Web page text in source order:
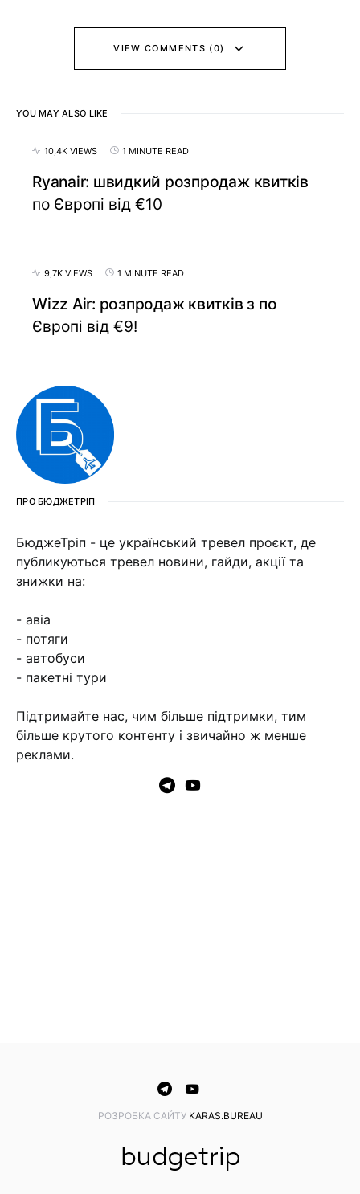
VIEW COMMENTS (0)
YOU MAY ALSO LIKE
10,4K VIEWS 1 MINUTE READ
Ryanair: швидкий розпродаж квитків
по Європі від €10
9,7K VIEWS 1 MINUTE READ
Wizz Air: розпродаж квитків з по
Європі від €9!
ПРО БЮДЖЕТРІП
БюджеТріп - це український тревел проєкт, де
публикуються тревел новини, гайди, акції та
знижки на:
- авіа
- потяги
- автобуси
- пакетні тури
Підтримайте нас, чим більше підтримки, тим
більше крутого контенту і звичайно ж менше
реклами.
PОЗРОБКА САЙТУ KARAS.BUREAU